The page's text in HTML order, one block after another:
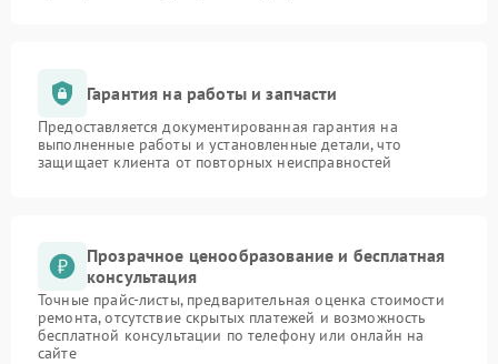
Гарантия на работы и запчасти
Предоставляется документированная гарантия на
выполненные работы и установленные детали, что
защищает клиента от повторных неисправностей
Прозрачное ценообразование и бесплатная
консультация
Точные прайс-листы, предварительная оценка стоимости
ремонта, отсутствие скрытых платежей и возможность
бесплатной консультации по телефону или онлайн на
сайте